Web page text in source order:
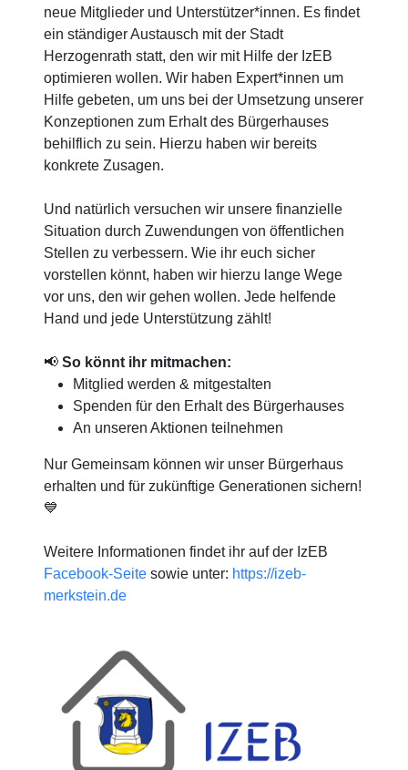
neue Mitglieder und Unterstützer*innen. Es findet
ein ständiger Austausch mit der Stadt
Herzogenrath statt, den wir mit Hilfe der IzEB
optimieren wollen. Wir haben Expert*innen um
Hilfe gebeten, um uns bei der Umsetzung unserer
Konzeptionen zum Erhalt des Bürgerhauses
behilflich zu sein. Hierzu haben wir bereits
konkrete Zusagen.
Und natürlich versuchen wir unsere finanzielle
Situation durch Zuwendungen von öffentlichen
Stellen zu verbessern. Wie ihr euch sicher
vorstellen könnt, haben wir hierzu lange Wege
vor uns, den wir gehen wollen. Jede helfende
Hand und jede Unterstützung zählt!
📢 So könnt ihr mitmachen:
Mitglied werden & mitgestalten
Spenden für den Erhalt des Bürgerhauses
An unseren Aktionen teilnehmen
Nur Gemeinsam können wir unser Bürgerhaus
erhalten und für zukünftige Generationen sichern!
💙
Weitere Informationen findet ihr auf der IzEB
Facebook-Seite sowie unter: https://izeb-
merkstein.de